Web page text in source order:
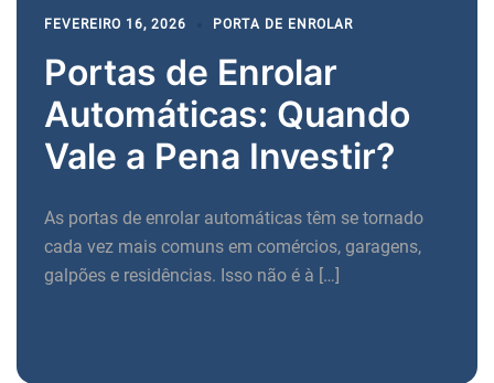
FEVEREIRO 16, 2026 PORTA DE ENROLAR
Portas de Enrolar
Automáticas: Quando
Vale a Pena Investir?
As portas de enrolar automáticas têm se tornado
cada vez mais comuns em comércios, garagens,
galpões e residências. Isso não é à […]